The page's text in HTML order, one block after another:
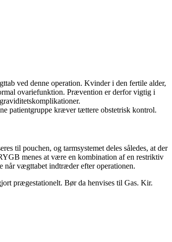
ved denne operation. Kvinder i den fertile alder,
ovariefunktion. Prævention er derfor vigtig i
patientgruppe kræver tættere obstetrisk kontrol.
til pouchen, og tarmsystemet deles således, at der
menes at være en kombination af en restriktiv
når vægttabet indtræder efter operationen.
prægestationelt. Bør da henvises til Gas. Kir.